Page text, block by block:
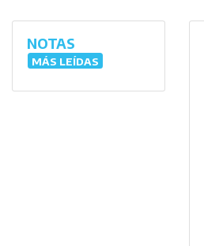
NOTAS
MÁS LEÍDAS